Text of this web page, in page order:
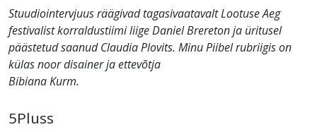
Stuudiointervjuus räägivad tagasivaatavalt Lootuse Aeg
festivalist korraldustiimi liige Daniel Brereton ja üritusel
päästetud saanud Claudia Plovits. Minu Piibel rubriigis on
külas noor disainer ja ettevõtja
Bibiana Kurm.
5Pluss